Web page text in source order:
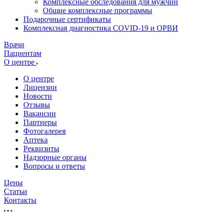
Комплексные обследования для мужчин
Общие комплексные программы
Подарочные сертификаты
Комплексная диагностика COVID-19 и ОРВИ
Врачи
Пациентам
О центре
О центре
Лицензии
Новости
Отзывы
Вакансии
Партнеры
Фотогалерея
Аптека
Реквизиты
Надзорные органы
Вопросы и ответы
Цены
Статьи
Контакты